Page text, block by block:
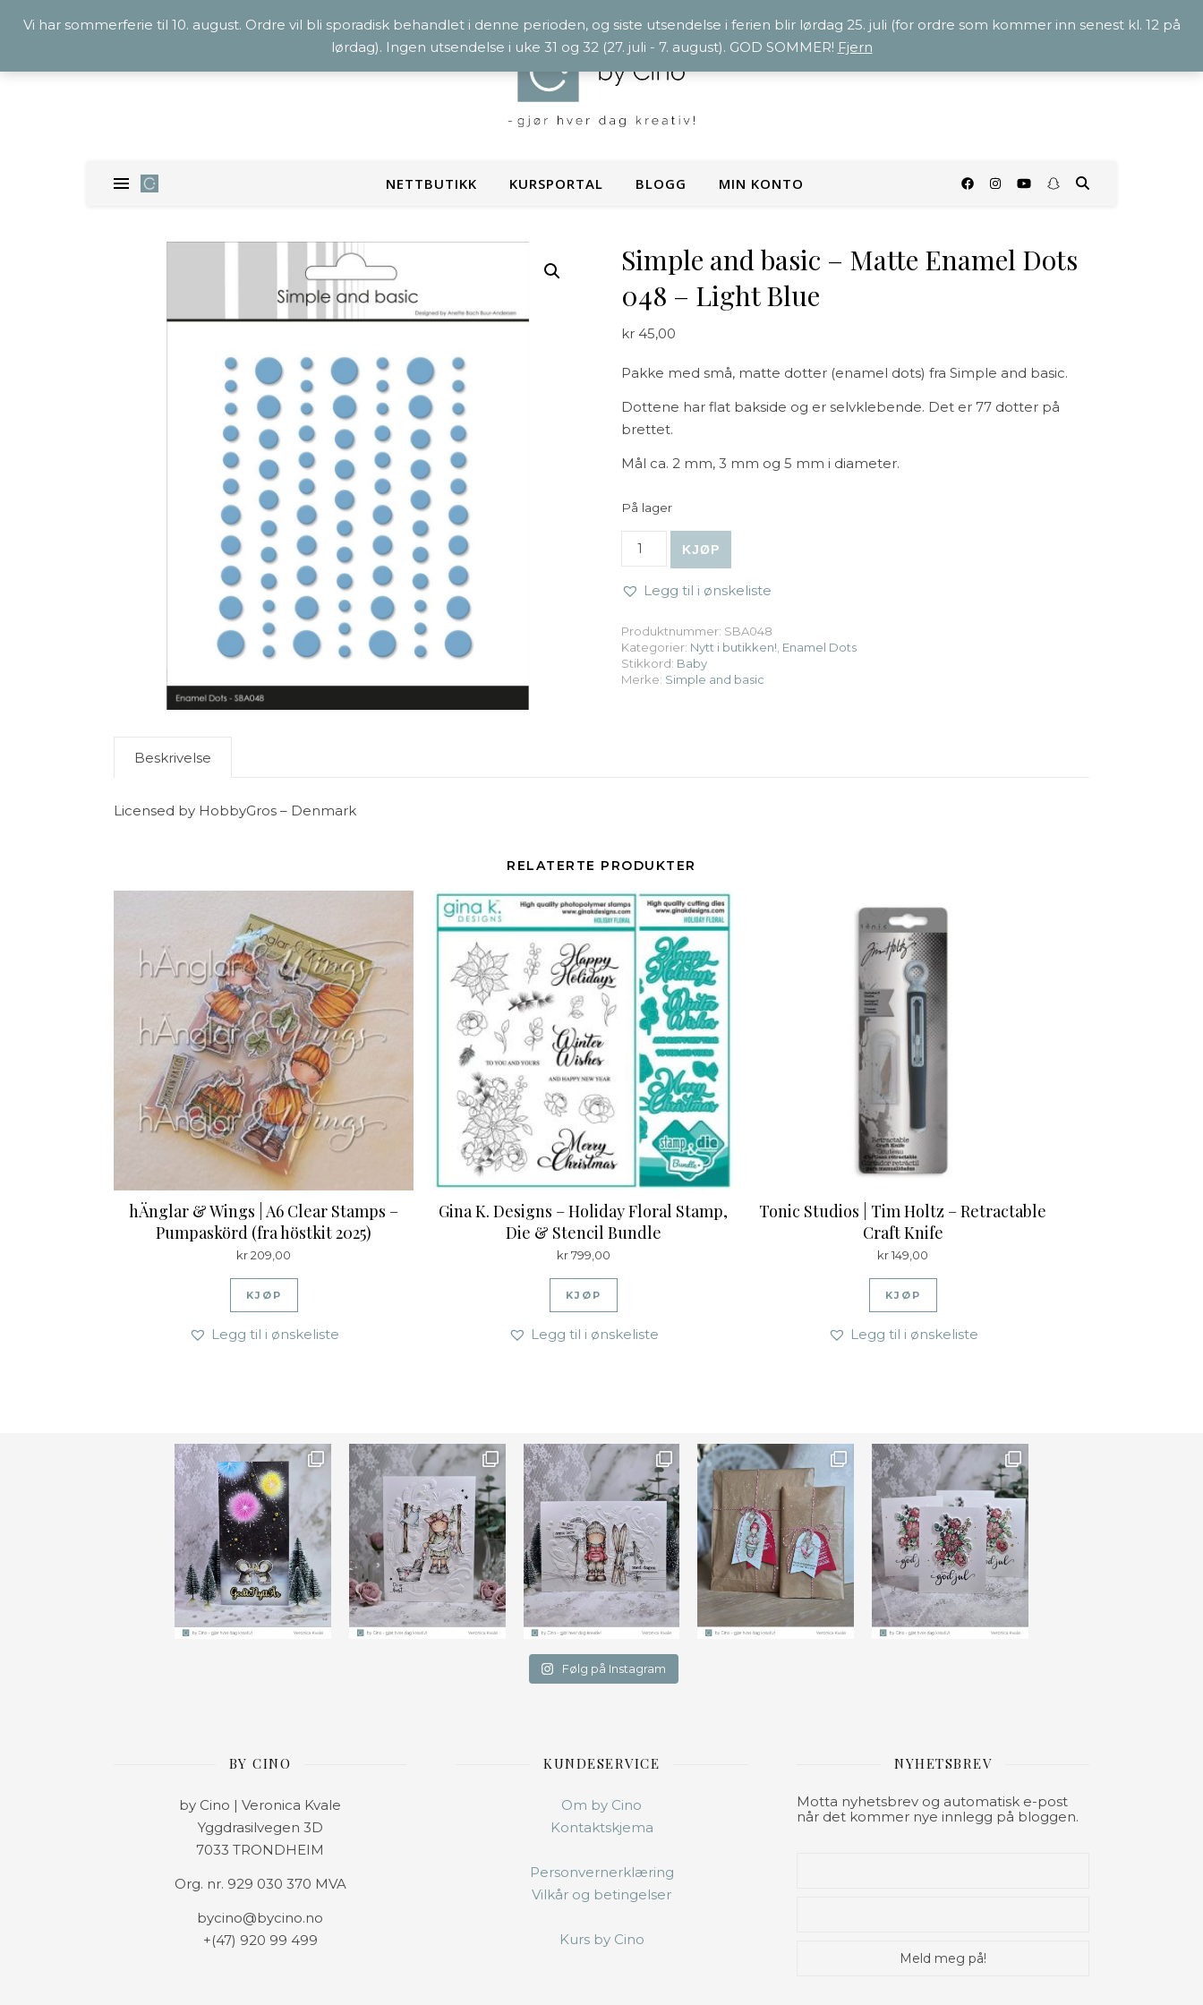
NETTBUTIKK KURSPORTAL BLOGG MIN KONTO
Simple and basic – Matte Enamel Dots
048 – Light Blue
kr45,00
Pakke med små, matte dotter (enamel dots) fra Simple and basic.
Dottene har flat bakside og er selvklebende. Det er 77 dotter på
brettet.
Mål ca. 2 mm, 3 mm og 5 mm i diameter.
På lager
KJØP
Legg til i ønskeliste
Produktnummer: SBA048
Kategorier: Nytt i butikken! Enamel Dots
Stikkord: Baby
Merke: Simple and basic
Beskrivelse
Licensed by HobbyGros – Denmark
RELATERTE PRODUKTER
hÄnglar & Wings | A6 Clear Stamps –
Pumpaskörd (fra höstkit 2025)
kr209,00
KJØP
Legg til i ønskeliste
Gina K. Designs – Holiday Floral Stamp,
Die & Stencil Bundle
kr799,00
KJØP
Legg til i ønskeliste
Tonic Studios | Tim Holtz – Retractable
Craft Knife
kr149,00
KJØP
Legg til i ønskeliste
Ønsk Farge
Følg på Instagram
BY CINO
by Cino | Veronica Kvale
Yggdrasilvegen 3D
7033 TRONDHEIM
Org. nr. 929 030 370 MVA
bycino@bycino.no
+(47) 920 99 499
KUNDESERVICE
Om by Cino
Kontaktskjema
Personvernerklæring
Vilkår og betingelser
Kurs by Cino
NYHETSBREV
Motta nyhetsbrev og automatisk e-post
når det kommer nye innlegg på bloggen.
Vi har sommerferie til 10. august. Ordre vil bli sporadisk behandlet i denne perioden, og siste utsendelse i ferien blir lørdag 25. juli (for ordre som kommer inn senest kl. 12 på
lørdag). Ingen utsendelse i uke 31 og 32 (27. juli - 7. august). GOD SOMMER! Fjern